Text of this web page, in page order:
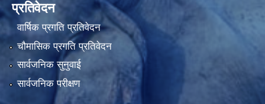
प्रतिवेदन
वार्षिक प्रगति प्रतिवेदन
चौमासिक प्रगति प्रतिवेदन
सार्वजनिक सुनुवाई
सार्वजनिक परीक्षण